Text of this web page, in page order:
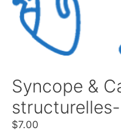
Syncope &
$7.00